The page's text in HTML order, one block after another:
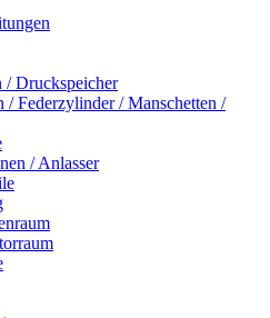
/ Druckspeicher
/ Federzylinder / Manschetten /
/ Anlasser